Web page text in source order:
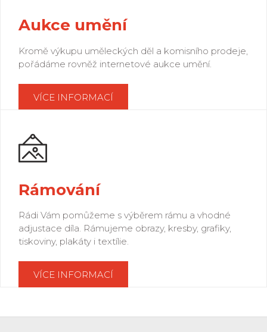
Aukce umění
Kromě výkupu uměleckých děl a komisního prodeje,
pořádáme rovněž internetové aukce umění.
VÍCE INFORMACÍ
Rámování
Rádi Vám pomůžeme s výběrem rámu a vhodné
adjustace díla. Rámujeme obrazy, kresby, grafiky,
tiskoviny, plakáty i textílie.
VÍCE INFORMACÍ